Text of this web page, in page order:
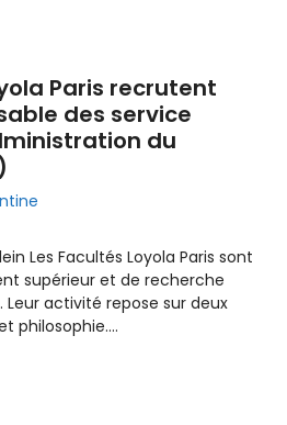
Paris recrutent
des service
du
Les Facultés Loyola Paris sont
supérieur et de recherche
Leur activité repose sur deux
philosophie.…